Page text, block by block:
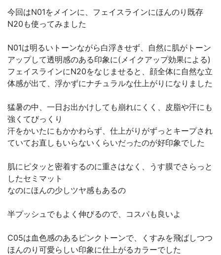
今回はN01をメインに、フェイスラインにほんのり既存
N20も使ってみました
N01は明るいトーンながら白浮きせず、自然に肌がトーン
アップして透明感のある印象に(メイクアップ効果による)
フェイスラインにN20をなじませると、顔全体に自然な立
体感が出て、浮かずにナチュラルな仕上がりになりました
猛暑の中、一日お出かけしても崩れにくく、皮脂や汗にも
強くてびっくり
汗をかいたにもかかわらず、仕上がりがずっとキープされ
ていてお直しもいらないくらいだったのが好印象でした
肌にピタッと密着するのに重さはなく、うす膜でさらっと
したセミマット
なのにほんの少しツヤ感もあるの
半プッシュでもよく伸びるので、コスパも良いよ
C05は血色感のあるピンクトーンで、くすみを飛ばしつつ
ほんのり可愛らしい印象に仕上がるカラーでした